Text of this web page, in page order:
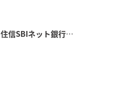
大手インターネット専業銀行の住信SBIネット銀行様が不正ログイン検知サービス 「Fraud Alert」を導入 〜不正利用検知のさらなる向上に貢献〜